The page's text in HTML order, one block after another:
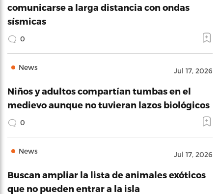
comunicarse a larga distancia con ondas
sísmicas
0
News Jul 17, 2026
Niños y adultos compartían tumbas en el
medievo aunque no tuvieran lazos biológicos
0
News Jul 17, 2026
Buscan ampliar la lista de animales exóticos
que no pueden entrar a la isla